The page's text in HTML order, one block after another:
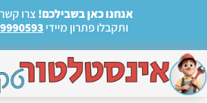
אנחנו כאן בשבילכם! צרו
ותקבלו פתרון מיידי